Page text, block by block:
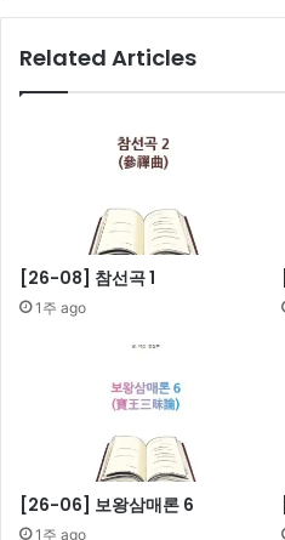
Related Articles
[26-08] 참선곡 1
1주 ago
[26-06] 보왕삼매론 6
1주 ago